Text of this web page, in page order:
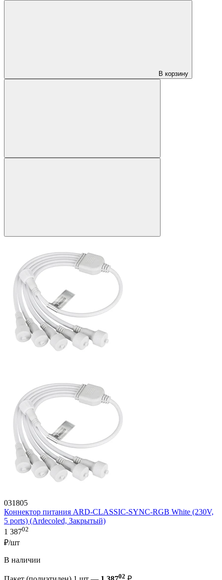
В корзину
031805
Коннектор питания ARD-CLASSIC-SYNC-RGB White (230V,
5 ports) (Ardecoled, Закрытый)
1 38702
₽/шт
В наличии
02